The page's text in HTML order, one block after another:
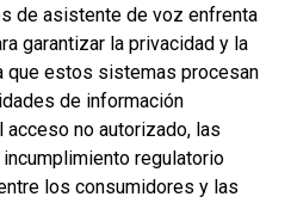
de asistente de voz enfrenta
garantizar la privacidad y la
que estos sistemas procesan
de información
acceso no autorizado, las
regulatorio
los consumidores y las